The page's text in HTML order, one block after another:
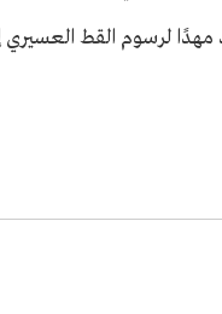
مهدًا لرسوم القط